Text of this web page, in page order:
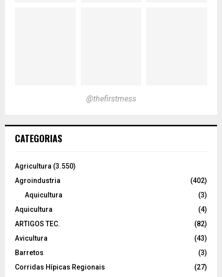
@thefirstmess
CATEGORIAS
Agricultura (3.550)
Agroindustria
(402)
Aquicultura
(3)
Aquicultura
(4)
ARTIGOS TEC.
(82)
Avicultura
(43)
Barretos
(3)
Corridas Hípicas Regionais
(27)